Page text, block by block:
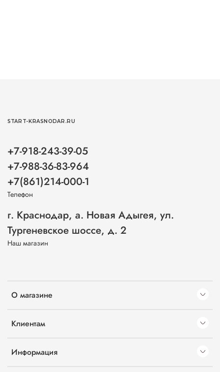
О магазине
Клиентам
Информация
START-KRASNODAR.RU
+7-918-243-39-05
+7-988-36-83-964
+7(861)214-000-1
Телефон
г. Краснодар, а. Новая Адыгея, ул.
Тургеневское шоссе, д. 2
Наш магазин